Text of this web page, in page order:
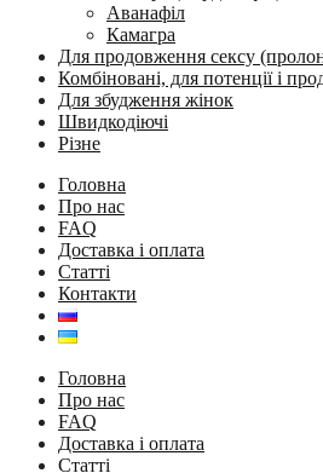
Аванафіл
Камагра
Для продовження сексу
Комбіновані, для потенції і
Для збудження жінок
Швидкодіючі
Різне
Головна
Про нас
FAQ
Доставка і оплата
Статті
Контакти
Головна
Про нас
FAQ
Доставка і оплата
Статті